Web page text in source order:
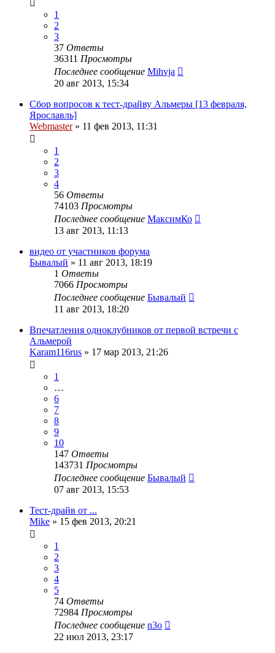
1
2
3
37 Ответы
36311 Просмотры
Последнее сообщение Mihvja
20 авг 2013, 15:34
Сбор вопросов к тест-драйву Альмеры [13 февраля,
Ярославль]
Webmaster» 11 фев 2013, 11:31
1
2
3
4
56 Ответы
74103 Просмотры
Последнее сообщение МаксимКо
13 авг 2013, 11:13
видео от участников форума
Бывалый » 11 авг 2013, 18:19
1 Ответы
7066 Просмотры
Последнее сообщение Бывалый
11 авг 2013, 18:20
Впечатления одноклубников от первой встречи с
Альмерой
Karam116rus » 17 мар 2013, 21:26
1
…
6
7
8
9
10
147 Ответы
143731 Просмотры
Последнее сообщение Бывалый
07 авг 2013, 15:53
Тест-драйв от ...
Mike » 15 фев 2013, 20:21
1
2
3
4
5
74 Ответы
72984 Просмотры
Последнее сообщение n3o
22 июл 2013, 23:17